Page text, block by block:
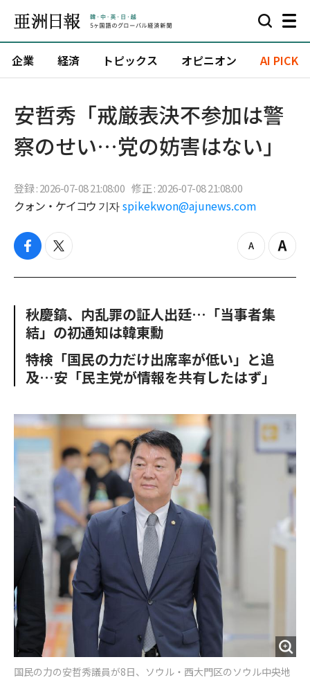
企業 経済 トピックス オピニオン AI PICK
安哲秀「戒厳表決不参加は警
察のせい…党の妨害はない」
登録 : 2026-07-08 21:08:00 修正 : 2026-07-08 21:08:00
クォン・ケイコウ 기자 spikekwon@ajunews.com
f
c
o
o
k
t
i
e
r
z
o
o
u
Z
o
秋慶鎬、内乱罪の証人出廷…「当事者集
結」の初通知は韓東勳
特検「国民の力だけ出席率が低い」と追
及…安「民主党が情報を共有したはず」
国民の力の安哲秀議員が8日、ソウル・西大門区のソウル中央地